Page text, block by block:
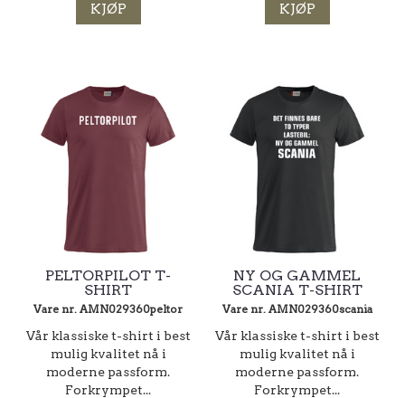
KJØP KJØP
PELTORPILOT T-
SHIRT
Vare nr. AMN029360peltor
Vår klassiske t-shirt i best
mulig kvalitet nå i
moderne passform.
Forkrympet...
NY OG GAMMEL
SCANIA T-SHIRT
Vare nr. AMN029360scania
Vår klassiske t-shirt i best
mulig kvalitet nå i
moderne passform.
Forkrympet...